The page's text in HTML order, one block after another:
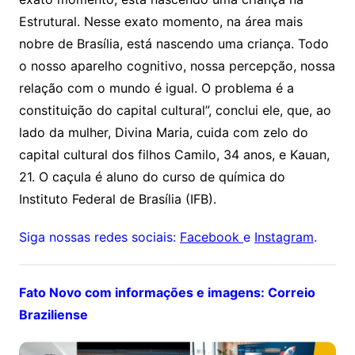
Estrutural. Nesse exato momento, na área mais
nobre de Brasília, está nascendo uma criança. Todo
o nosso aparelho cognitivo, nossa percepção, nossa
relação com o mundo é igual. O problema é a
constituição do capital cultural”, conclui ele, que, ao
lado da mulher, Divina Maria, cuida com zelo do
capital cultural dos filhos Camilo, 34 anos, e Kauan,
21. O caçula é aluno do curso de química do
Instituto Federal de Brasília (IFB).
Siga nossas redes sociais: Facebook e Instagram.
Fato Novo com informações e imagens: Correio
Braziliense